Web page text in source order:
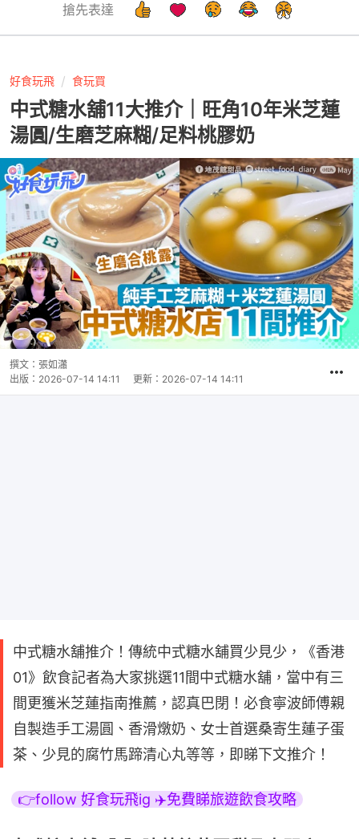
搶先表達
好食玩飛 食玩買
中式糖水舖11大推介｜旺角10年米芝蓮
湯圓/生磨芝麻糊/足料桃膠奶
撰文： 張如瀟
出版： 2026-07-14 14:11 更新： 2026-07-14 14:11
中式糖水舖推介！傳統中式糖水舖買少見少，《香港
01》飲食記者為大家挑選11間中式糖水舖，當中有三
間更獲米芝蓮指南推薦，認真巴閉！必食寧波師傅親
自製造手工湯圓、香滑燉奶、女士首選桑寄生蓮子蛋
茶、少見的腐竹馬蹄清心丸等等，即睇下文推介！
👉follow 好食玩飛ig ✈️免費睇旅遊飲食攻略